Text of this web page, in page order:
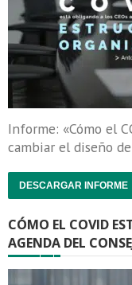
Informe: «Cómo el
cambiar el diseño
DESCARGAR INFORME
CÓMO EL COVID
AGENDA DEL